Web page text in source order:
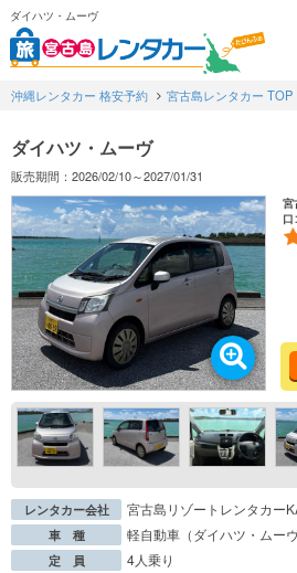
ダイハツ・ムーヴ
沖縄レンタカー 格安予約 宮古島レンタカー TOP
ダイハツ・ムーヴ
販売期間：2026/02/10～2027/01/31
宮
口
レンタカー会社 宮古島リゾートレンタカー
車 種 軽自動車（ダイハツ・ムーヴ
定 員 4人乗り